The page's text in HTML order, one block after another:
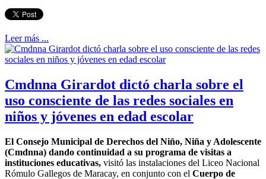
Leer más ...
Cmdnna Girardot dictó charla sobre el
uso consciente de las redes sociales en
niños y jóvenes en edad escolar
El Consejo Municipal de Derechos del Niño, Niña y Adolescente
(Cmdnna) dando continuidad a su programa de visitas a
instituciones educativas, visitó las instalaciones del Liceo Nacional
Rómulo Gallegos de Maracay, en conjunto con el Cuerpo de